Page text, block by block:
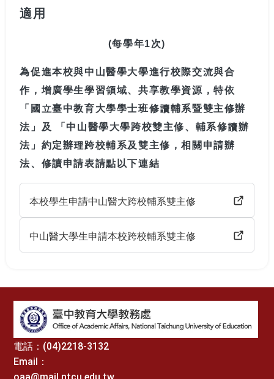
適用
(每學年1次)
為促進本校與中山醫學大學進行校際交流與合
作，增廣學生學習領域、共享教學資源，特依
「國立臺中教育大學學士班修讀輔系暨雙主修辦
法」及 「中山醫學大學跨校雙主修、輔系修讀辦
法」約定辦理跨校輔系及雙主修，相關申請辦
法、修讀申請表請點以下連結
本校學生申請中山醫大跨校輔系雙主修
中山醫大學生申請本校跨校輔系雙主修
電話：(04)2218-3132
Email：
oaa@mail.ntcu.edu.tw